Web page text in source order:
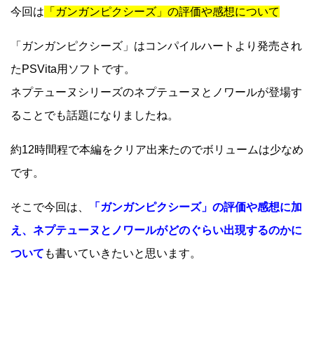
今回は 「ガンガンピクシーズ」の評価や感想について
「ガンガンピクシーズ」はコンパイルハートより発売され
たPSVita用ソフトです。
ネプテューヌシリーズのネプテューヌとノワールが登場す
ることでも話題になりましたね。
約12時間程で本編をクリア出来たのでボリュームは少なめ
です。
そこで今回は、
「ガンガンピクシーズ」の評価や感想に加
え、ネプテューヌとノワールがどのぐらい出現するのかに
ついて も書いていきたいと思います。